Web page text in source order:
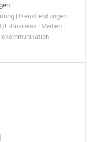
| Dienstleistungen |
Business | Medien |